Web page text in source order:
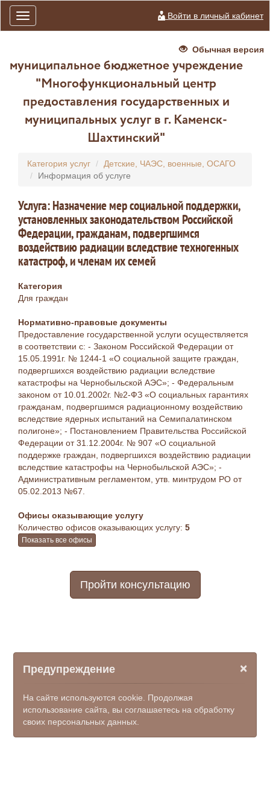
Toggle
navigation
Войти в личный кабинет
Обычная версия
муниципальное бюджетное учреждение
"Многофункциональный центр
предоставления государственных и
муниципальных услуг в г. Каменск-
Шахтинский"
Категория услуг
Детские, ЧАЭС, военные, ОСАГО
Информация об услуге
Услуга: Назначение мер социальной поддержки,
установленных законодательством Российской
Федерации, гражданам, подвергшимся
воздействию радиации вследствие техногенных
катастроф, и членам их семей
Категория
Для граждан
Нормативно-правовые документы
Предоставление государственной услуги осуществляется
в соответствии с: - Законом Российской Федерации от
15.05.1991г. № 1244-1 «О социальной защите граждан,
подвергшихся воздействию радиации вследствие
катастрофы на Чернобыльской АЭС»; - Федеральным
законом от 10.01.2002г. №2-ФЗ «О социальных гарантиях
гражданам, подвергшимся радиационному воздействию
вследствие ядерных испытаний на Семипалатинском
полигоне»; - Постановлением Правительства Российской
Федерации от 31.12.2004г. № 907 «О социальной
поддержке граждан, подвергшихся воздействию радиации
вследствие катастрофы на Чернобыльской АЭС»; -
Административным регламентом, утв. минтрудом РО от
05.02.2013 №67.
Офисы оказывающие услугу
Количество офисов оказывающих услугу: 5
Показать все офисы
Пройти консультацию
×
Предупреждение
На сайте используются cookie. Продолжая
использование сайта, вы соглашаетесь на обработку
своих персональных данных.